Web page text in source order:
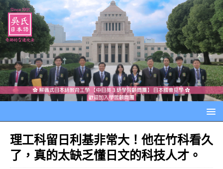
理工科留日利基非常大！他在竹科看久
了，真的太缺乏懂日文的科技人才。